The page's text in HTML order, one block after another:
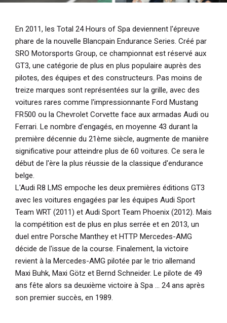
En 2011, les Total 24 Hours of Spa deviennent l'épreuve
phare de la nouvelle Blancpain Endurance Series. Créé par
SRO Motorsports Group, ce championnat est réservé aux
GT3, une catégorie de plus en plus populaire auprès des
pilotes, des équipes et des constructeurs. Pas moins de
treize marques sont représentées sur la grille, avec des
voitures rares comme l'impressionnante Ford Mustang
FR500 ou la Chevrolet Corvette face aux armadas Audi ou
Ferrari. Le nombre d'engagés, en moyenne 43 durant la
première décennie du 21ème siècle, augmente de manière
significative pour atteindre plus de 60 voitures. Ce sera le
début de l'ère la plus réussie de la classique d'endurance
belge.
L'Audi R8 LMS empoche les deux premières éditions GT3
avec les voitures engagées par les équipes Audi Sport
Team WRT (2011) et Audi Sport Team Phoenix (2012). Mais
la compétition est de plus en plus serrée et en 2013, un
duel entre Porsche Manthey et HTTP Mercedes-AMG
décide de l'issue de la course. Finalement, la victoire
revient à la Mercedes-AMG pilotée par le trio allemand
Maxi Buhk, Maxi Götz et Bernd Schneider. Le pilote de 49
ans fête alors sa deuxième victoire à Spa ... 24 ans après
son premier succès, en 1989.